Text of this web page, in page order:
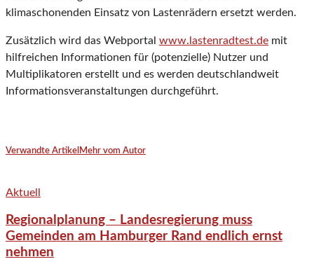
klimaschonenden Einsatz von Lastenrädern ersetzt werden.
Zusätzlich wird das Webportal www.lastenradtest.de mit
hilfreichen Informationen für (potenzielle) Nutzer und
Multiplikatoren erstellt und es werden deutschlandweit
Informationsveranstaltungen durchgeführt.
Verwandte Artikel Mehr vom Autor
Aktuell
Regionalplanung – Landesregierung muss
Gemeinden am Hamburger Rand endlich ernst
nehmen